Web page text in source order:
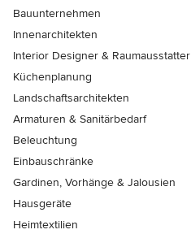
Bauunternehmen
Innenarchitekten
Interior Designer & Raumausstatter
Küchenplanung
Landschaftsarchitekten
Armaturen & Sanitärbedarf
Beleuchtung
Einbauschränke
Gardinen, Vorhänge & Jalousien
Hausgeräte
Heimtextilien